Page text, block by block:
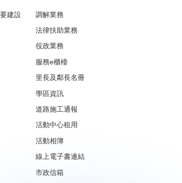
建設
調解業務
法律扶助業務
役政業務
服務e櫃檯
里長及鄰長名冊
學區資訊
道路施工通報
活動中心租用
活動相簿
線上電子書連結
市政信箱